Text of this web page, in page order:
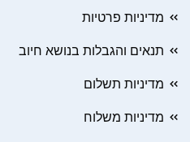
מדיניות פרטיות
תנאים והגבלות בנושא חיוב
מדיניות תשלום
מדיניות משלוח